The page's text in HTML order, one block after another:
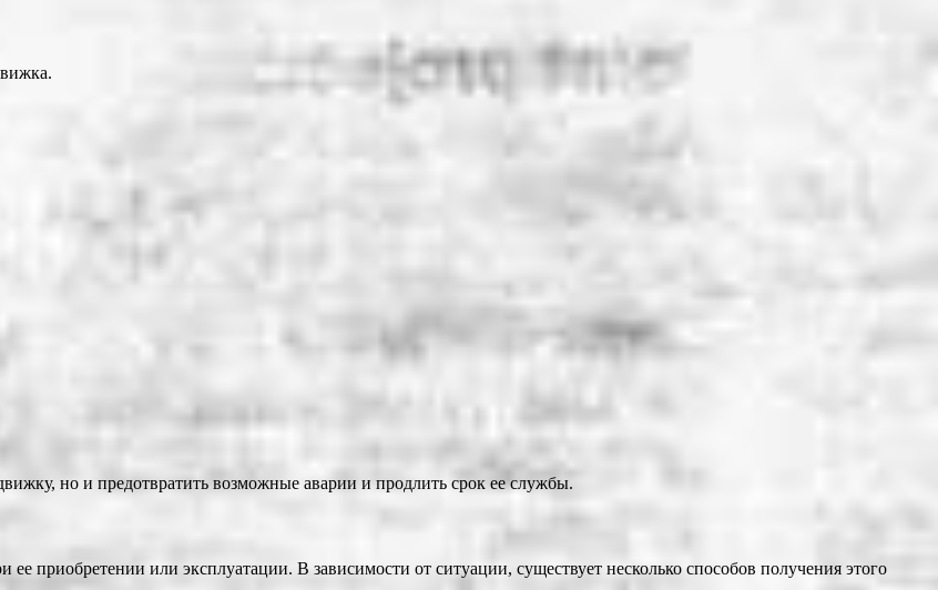
но и предотвратить возможные аварии и продлить срок ее службы.
приобретении или эксплуатации. В зависимости от ситуации, существует несколько способов получения этого